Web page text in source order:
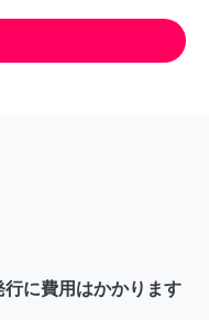
に費用はかかります